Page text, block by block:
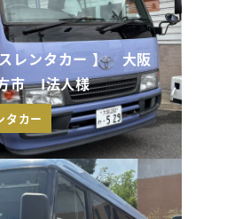
レンタカー 】 大阪
市 I法人様
タカー